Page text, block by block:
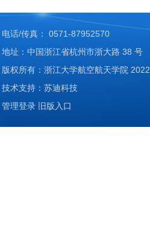
电话/传真： 0571-87952570
地址：中国浙江省杭州市浙大路 38 号
版权所有：浙江大学航空航天学院 2022
技术支持：苏迪科技
管理登录 旧版入口